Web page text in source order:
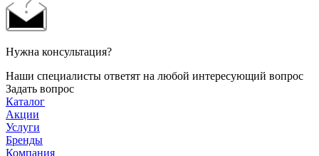
Нужна консультация?
Наши специалисты ответят на любой интересующий вопрос
Задать вопрос
Каталог
Акции
Услуги
Бренды
Компания